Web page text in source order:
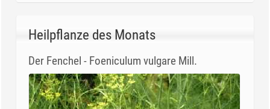
Heilpflanze des Monats
Der Fenchel - Foeniculum vulgare Mill.